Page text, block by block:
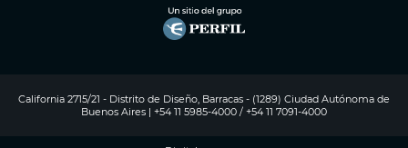
California 2715/21 - Distrito de Diseño, Barracas - (1289) Ciudad Autónoma de
Buenos Aires | +54 11 5985-4000 / +54 11 7091-4000